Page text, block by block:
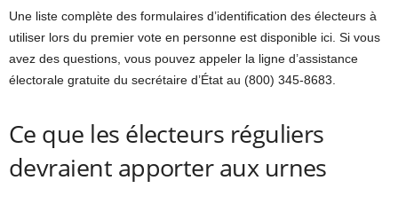
Une liste complète des formulaires d’identification des électeurs à
utiliser lors du premier vote en personne est disponible ici. Si vous
avez des questions, vous pouvez appeler la ligne d’assistance
électorale gratuite du secrétaire d’État au (800) 345-8683.
Ce que les électeurs réguliers
devraient apporter aux urnes